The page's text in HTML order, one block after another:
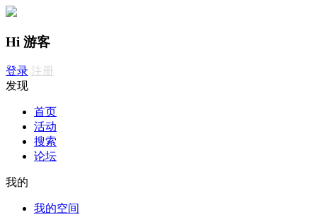
Hi 游客
登录 注册
发现
首页
活动
搜索
论坛
我的
我的空间